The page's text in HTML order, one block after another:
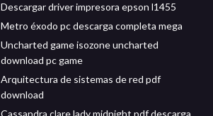
Descargar driver impresora epson l1455
Metro éxodo pc descarga completa mega
Uncharted game isozone uncharted
download pc game
Arquitectura de sistemas de red pdf
download
Cassandra clare lady midnight pdf descarga